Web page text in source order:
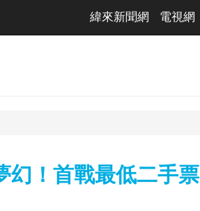
緯來新聞網 電視網
幻！首戰最低二手票